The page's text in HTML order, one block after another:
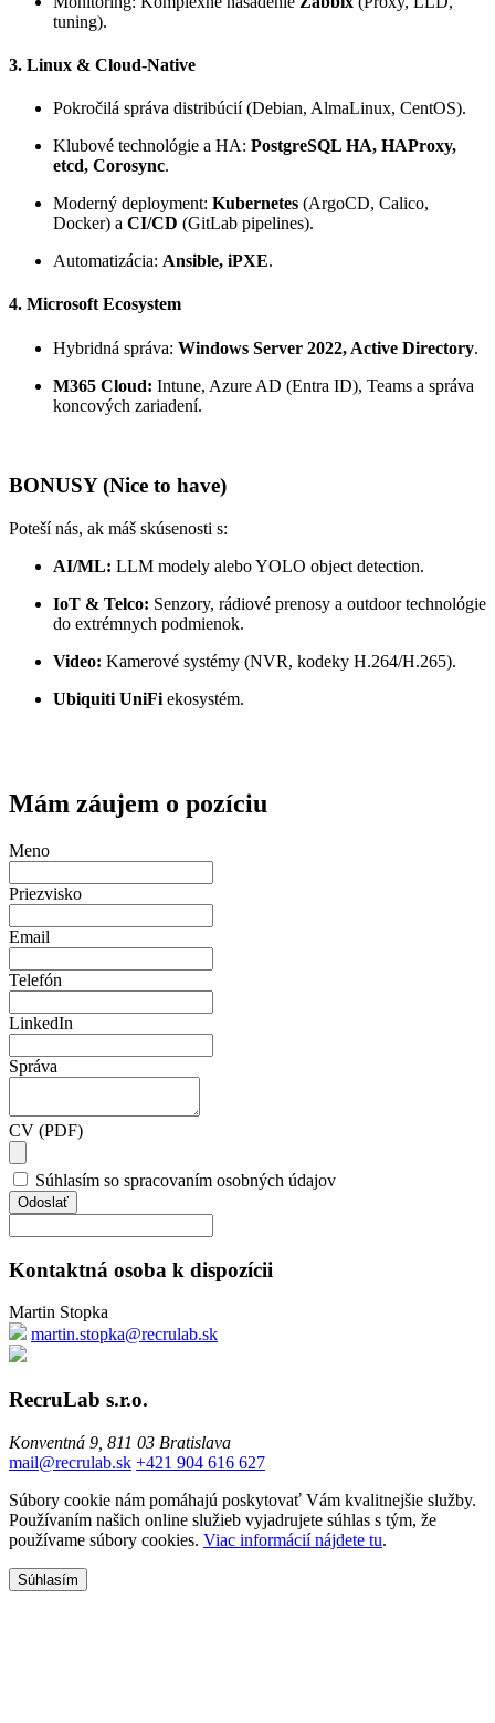
tuning).
3. Linux & Cloud-Native
Pokročilá správa distribúcií (Debian, AlmaLinux, CentOS).
Klubové technológie a HA: PostgreSQL HA, HAProxy,
etcd, Corosync.
Moderný deployment: Kubernetes (ArgoCD, Calico,
Docker) a CI/CD (GitLab pipelines).
Automatizácia: Ansible, iPXE.
4. Microsoft Ecosystem
Hybridná správa: Windows Server 2022, Active Directory.
M365 Cloud: Intune, Azure AD (Entra ID), Teams a správa
koncových zariadení.
BONUSY (Nice to have)
Poteší nás, ak máš skúsenosti s:
AI/ML: LLM modely alebo YOLO object detection.
IoT & Telco: Senzory, rádiové prenosy a outdoor technológie
do extrémnych podmienok.
Video: Kamerové systémy (NVR, kodeky H.264/H.265).
Ubiquiti UniFi ekosystém.
Mám záujem o pozíciu
Meno
Priezvisko
Email
Telefón
LinkedIn
Správa
CV (PDF)
Súhlasím so spracovaním osobných údajov
Kontaktná osoba k dispozícii
Martin Stopka
martin.stopka@recrulab.sk
RecruLab s.r.o.
Konventná 9, 811 03 Bratislava
mail@recrulab.sk +421 904 616 627
Súbory cookie nám pomáhajú poskytovať Vám kvalitnejšie služby.
Používaním našich online služieb vyjadrujete súhlas s tým, že
používame súbory cookies. Viac informácií nájdete tu.
Súhlasím